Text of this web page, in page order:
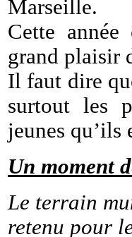
Marseille.
Cette
grand plaisir
Il faut dire
surtout les
jeunes qu’ils
Un moment
Le terrain
retenu pour